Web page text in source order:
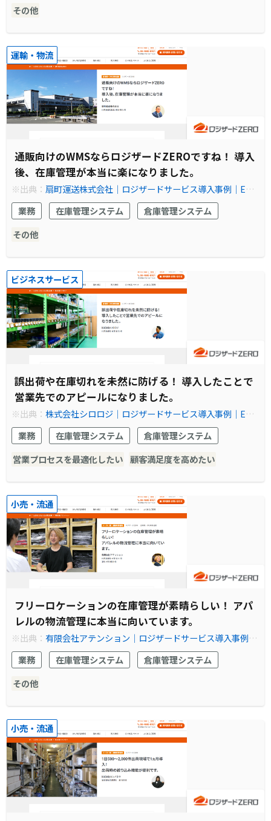
その他
運輸・物流
通販向けのWMSならロジザードZEROですね！ 導入
後、在庫管理が本当に楽になりました。
※出典： 扇町運送株式会社│ロジザードサービス導入事例│EC
物流の在庫管理ならクラウドWMS(倉庫管理システム) ロジザー
ドZERO
業務 在庫管理システム
倉庫管理システム
その他
ビジネスサービス
誤出荷や在庫切れを未然に防げる！ 導入したことで
営業先でのアピールになりました。
※出典：株式会社シロロジ│ロジザードサービス導入事例│EC
物流の在庫管理ならクラウドWMS(倉庫管理システム) ロジザー
ドZERO
業務 在庫管理システム
倉庫管理システム
営業プロセスを最適化したい 顧客満足度を高めたい
小売・流通
フリーロケーションの在庫管理が素晴らしい！ アパ
レルの物流管理に本当に向いています。
※出典：有限会社アテンション│ロジザードサービス導入事例│
EC物流の在庫管理ならクラウドWMS(倉庫管理システム) ロジザ
ードZERO
業務 在庫管理システム
倉庫管理システム
その他
小売・流通